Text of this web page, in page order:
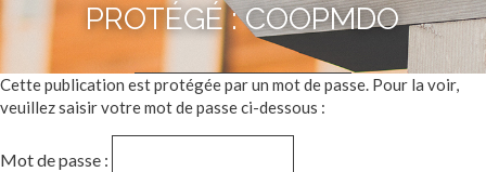
PROTÉGÉ : COOPMDO
Cette publication est protégée par un mot de passe. Pour la voir,
veuillez saisir votre mot de passe ci-dessous :
Mot de passe :